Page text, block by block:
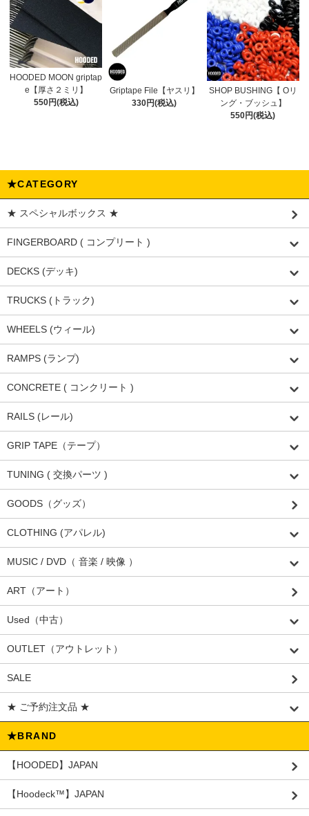
HOODED MOON griptap
e【厚さ２ミリ】
550円(税込)
Griptape File【ヤスリ】
330円(税込)
SHOP BUSHING【 Oリ
ング・ブッシュ】
550円(税込)
★CATEGORY
★ スペシャルボックス ★
FINGERBOARD ( コンプリート )
DECKS (デッキ)
TRUCKS (トラック)
WHEELS (ウィール)
RAMPS (ランプ)
CONCRETE ( コンクリート )
RAILS (レール)
GRIP TAPE（テープ）
TUNING ( 交換パーツ )
GOODS（グッズ）
CLOTHING (アパレル)
MUSIC / DVD（ 音楽 / 映像 ）
ART（アート）
Used（中古）
OUTLET（アウトレット）
SALE
★ ご予約注文品 ★
★BRAND
【HOODED】JAPAN
【Hoodeck™️】JAPAN